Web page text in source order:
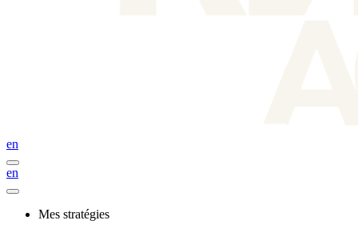
en
en
Mes stratégies